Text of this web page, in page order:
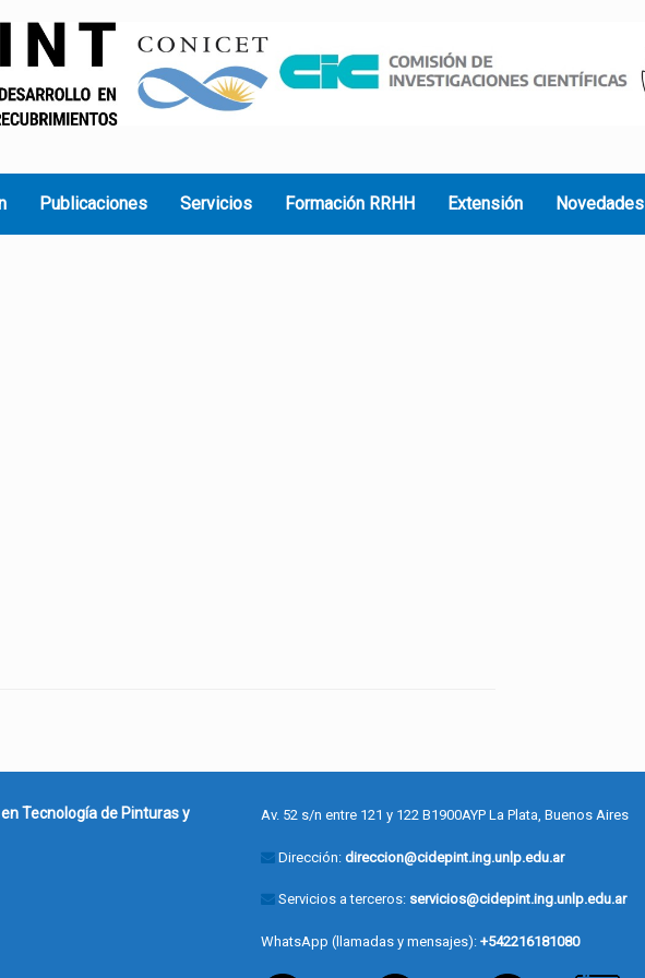
Publicaciones Servicios Formación RRHH Extensión Novedades
Tecnología de Pinturas y
Av. 52 s/n entre 121 y 122 B1900AYP La Plata, Buenos Aires
Dirección: direccion@cidepint.ing.unlp.edu.ar
Servicios a terceros: servicios@cidepint.ing.unlp.edu.ar
WhatsApp (llamadas y mensajes): +542216181080